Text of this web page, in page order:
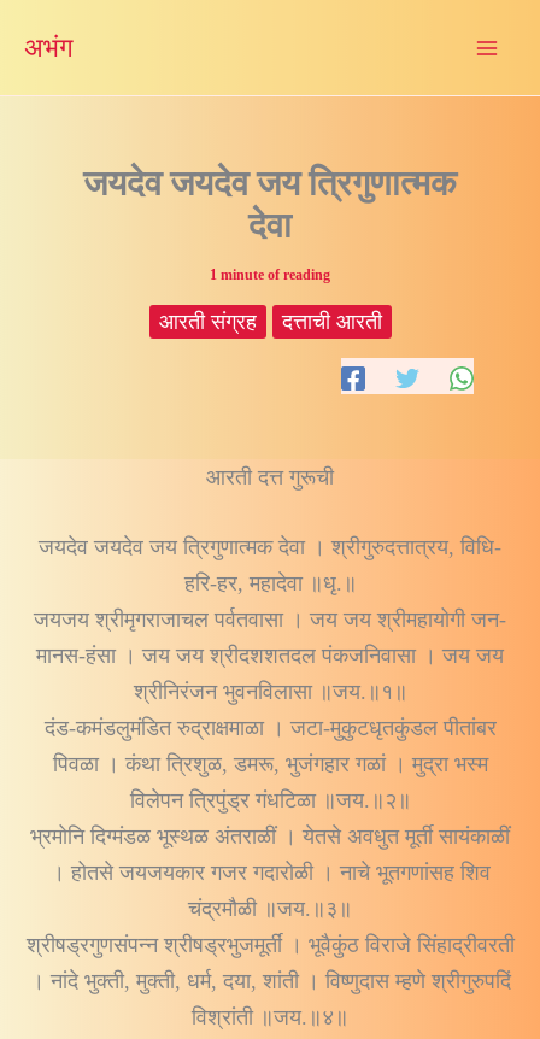
content
अभंग
जयदेव जयदेव जय त्रिगुणात्मक
देवा
1 minute of reading
आरती संग्रह दत्ताची आरती
आरती दत्त गुरूची
जयदेव जयदेव जय त्रिगुणात्मक देवा । श्रीगुरुदत्तात्रय, विधि-
हरि-हर, महादेवा ॥धृ.॥
जयजय श्रीमृगराजाचल पर्वतवासा । जय जय श्रीमहायोगी जन-
मानस-हंसा । जय जय श्रीदशशतदल पंकजनिवासा । जय जय
श्रीनिरंजन भुवनविलासा ॥जय.॥१॥
दंड-कमंडलुमंडित रुद्राक्षमाळा । जटा-मुकुटधृतकुंडल पीतांबर
पिवळा । कंथा त्रिशुळ, डमरू, भुजंगहार गळां । मुद्रा भस्म
विलेपन त्रिपुंड्र गंधटिळा ॥जय.॥२॥
भ्रमोनि दिग्मंडळ भूस्थळ अंतराळीं । येतसे अवधुत मूर्ती सायंकाळीं
। होतसे जयजयकार गजर गदारोळी । नाचे भूतगणांसह शिव
चंद्रमौळी ॥जय.॥३॥
श्रीषड्रगुणसंपन्न श्रीषड्रभुजमूर्तीं । भूवैकुंठ विराजे सिंहाद्रीवरती
। नांदे भुक्ती, मुक्ती, धर्म, दया, शांती । विष्णुदास म्हणे श्रीगुरुपदिं
विश्रांती ॥जय.॥४॥